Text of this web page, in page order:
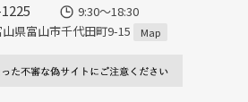
9:30～18:30
県富山市千代田町9-15
Map